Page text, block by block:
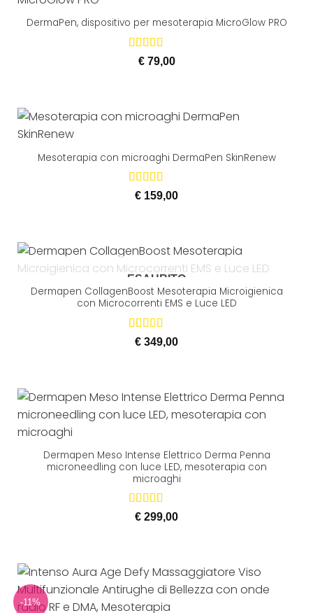
DermaPen, dispositivo per mesoterapia MicroGlow PRO
Valutato
su 5
€79,00
Mesoterapia con microaghi DermaPen SkinRenew
Valutato
su 5
€ 159,00
ESAURITO
Dermapen CollagenBoost Mesoterapia Microigienica
con Microcorrenti EMS e Luce LED
Valutato
su 5
€ 349,00
Dermapen Meso Intense Elettrico Derma Penna
microneedling con luce LED, mesoterapia con
microaghi
Valutato5
€ 299,00
-11%